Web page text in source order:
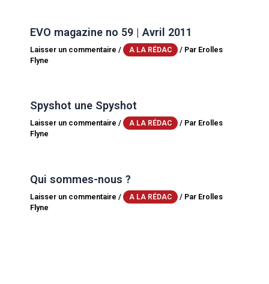
EVO magazine no 59 | Avril 2011
Laisser un commentaire / A LA RÉDAC / Par Erolles
Flyne
Spyshot une Spyshot
Laisser un commentaire / A LA RÉDAC / Par Erolles
Flyne
Qui sommes-nous ?
Laisser un commentaire / A LA RÉDAC / Par Erolles
Flyne